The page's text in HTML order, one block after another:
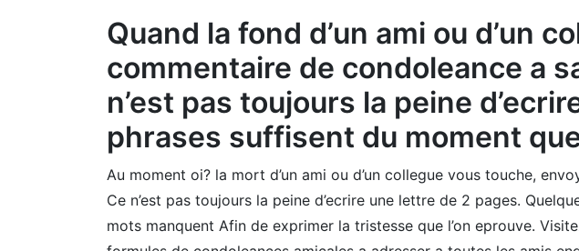
Quand la fond d’un ami ou d’un
commentaire de condoleance a
n’est pas toujours la peine
phrases suffisent du moment
Au moment oi? la mort d’un ami ou d’un collegue vous touche,
Ce n’est pas toujours la peine d’ecrire une lettre de 2 pages.
mots manquent Afin de exprimer la tristesse que l’on eprouve.